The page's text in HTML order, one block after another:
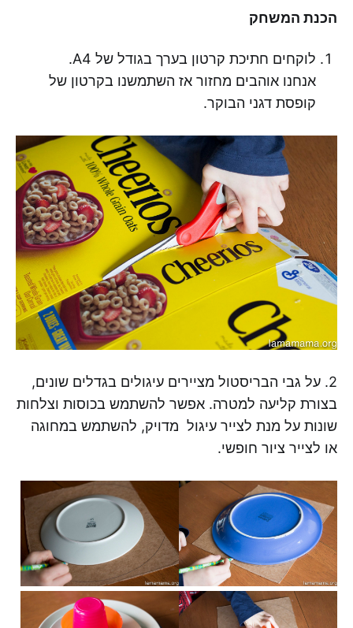
הכנת המשחק
לוקחים חתיכת קרטון בערך בגודל של A4.
אנחנו אוהבים מחזור אז השתמשנו בקרטון של
קופסת דגני הבוקר.
2. על גבי הבריסטול מציירים עיגולים בגדלים שונים,
בצורת קליעה למטרה. אפשר להשתמש בכוסות וצלחות
שונות על מנת לצייר עיגול מדויק, להשתמש במחוגה
או לצייר ציור חופשי.